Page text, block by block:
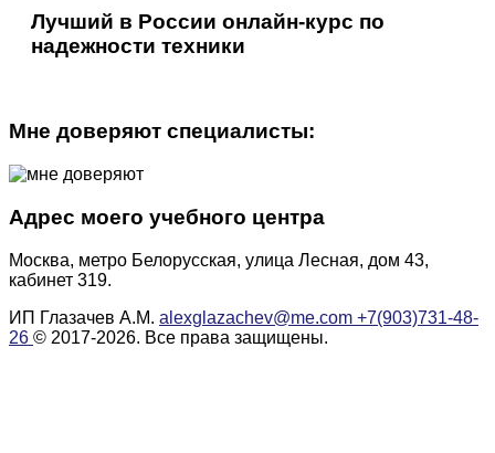
Лучший в России онлайн-курс по
надежности техники
Мне доверяют специалисты:
Адрес моего учебного центра
Москва, метро Белорусская, улица Лесная, дом 43,
кабинет 319.
ИП Глазачев А.М. alexglazachev@me.com +7(903)731-48-
26 © 2017-2026. Все права защищены.